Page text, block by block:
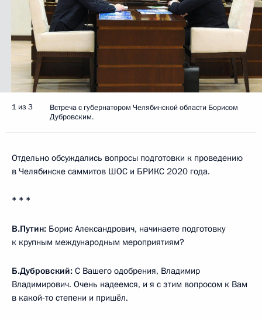
1 из 3
Встреча с губернатором Челябинской области Борисом
Дубровским.
Отдельно обсуждались вопросы подготовки к проведению
в Челябинске саммитов ШОС и БРИКС 2020 года.
* * *
В.Путин: Борис Александрович, начинаете подготовку
к крупным международным мероприятиям?
Б.Дубровский: С Вашего одобрения, Владимир
Владимирович. Очень надеемся, и я с этим вопросом к Вам
в какой‑то степени и пришёл.